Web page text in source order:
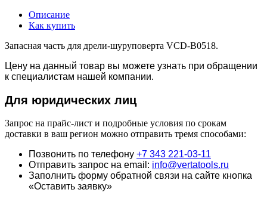
Описание
Как купить
Запасная часть для дрели-шуруповерта VCD-B0518.
Цену на данный товар вы можете узнать при обращении
к специалистам нашей компании.
Для юридических лиц
Запрос на прайс-лист и подробные условия по срокам
доставки в ваш регион можно отправить тремя способами:
Позвонить по телефону +7 343 221-03-11
Отправить запрос на email: info@vertatools.ru
Заполнить форму обратной связи на сайте кнопка
«Оставить заявку»